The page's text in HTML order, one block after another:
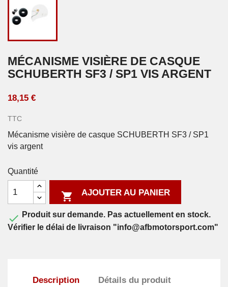
MÉCANISME VISIÈRE DE CASQUE
SCHUBERTH SF3 / SP1 VIS ARGENT
18,15 €
TTC
Mécanisme visière de casque SCHUBERTH SF3 / SP1
vis argent
Quantité
 AJOUTER AU PANIER
 Produit sur demande. Pas actuellement en stock.
Vérifier le délai de livraison "info@afbmotorsport.com"
Description Détails du produit